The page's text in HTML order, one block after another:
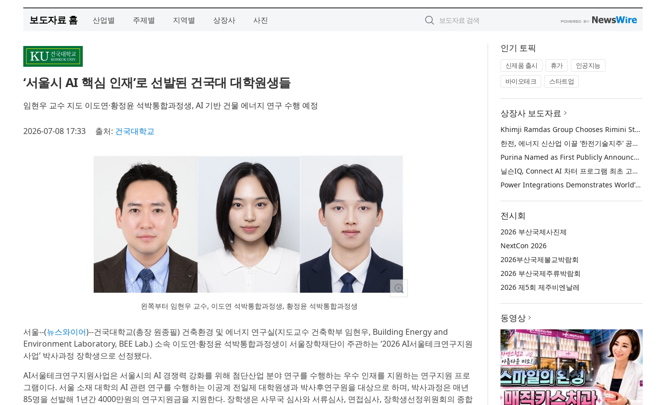
보도자료 홈 산업별 주제별 지역별 상장사 사진
‘서울시 AI 핵심 인재’로 선발된 건국대 대학원생들
임현우 교수 지도 이도연·황정윤 석박통합과정생, AI 기반 건물 에너지 연구 수행 예정
2026-07-08 17:33 출처: 건국대학교
왼쪽부터 임현우 교수, 이도연 석박통합과정생, 황정윤 석박통합과정생
서울--(뉴스와이어)--건국대학교(총장 원종필) 건축환경 및 에너지 연구실(지도교수 건축학부 임현우, Building Energy and
Environment Laboratory, BEE Lab.) 소속 이도연·황정윤 석박통합과정생이 서울장학재단이 주관하는 ‘2026 AI서울테크연구지원
사업’ 박사과정 장학생으로 선정됐다.
AI서울테크연구지원사업은 서울시의 AI 경쟁력 강화를 위해 첨단산업 분야 연구를 수행하는 우수 인재를 지원하는 연구지원 프로
그램이다. 서울 소재 대학의 AI 관련 연구를 수행하는 이공계 전일제 대학원생과 박사후연구원을 대상으로 하며, 박사과정은 매년
85명을 선발해 1년간 4000만원의 연구지원금을 지원한다. 장학생은 사무국 심사와 서류심사, 면접심사, 장학생선정위원회의 종합
인기 토픽
신제품 출시 휴가
인공지능
바이오테크
스타트업
상장사 보도자료
Khimji Ramdas Group Chooses Rimini Street to Reduce SAP Support Costs, Protect 700+ Customizations and Reinvest Savings in Innovation
한전, 에너지 신산업 이끌 ‘한전기술지주’ 공식 출범
Purina Named as First Publicly Announced NIQ ConnectAI Charter Client
닐슨IQ, Connect AI 차터 프로그램 최초 고객사 ‘퓨리나’ 선정
Power Integrations Demonstrates World’s First 2200 V GaN Technology for Next-Era High-Voltage Power Systems
전시회
2026 부산국제사진제
NextCon 2026
2026부산국제불교박람회
2026 부산국제주류박람회
2026 제5회 제주비엔날레
동영상